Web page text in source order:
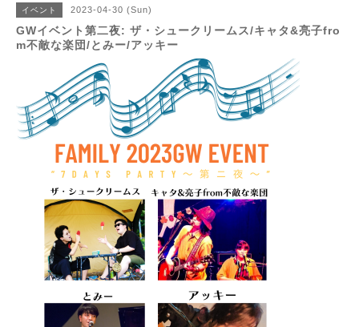
イベント 2023-04-30 (Sun)
GWイベント第二夜: ザ・シュークリームス/キャタ&亮子fro
m不敵な楽団/とみー/アッキー